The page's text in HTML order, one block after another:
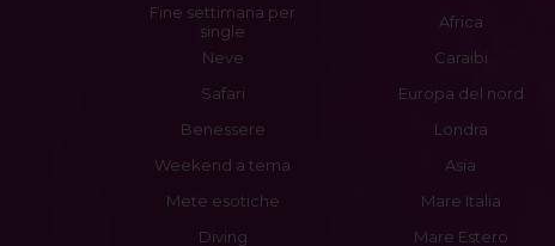
Fine settimana per
single
Neve
Safari
Benessere
Weekend a tema
Mete esotiche
Diving
Africa
Caraibi
Europa del nord
Londra
Asia
Mare Italia
Mare Estero